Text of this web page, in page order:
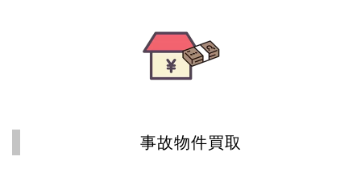
事故物件買取